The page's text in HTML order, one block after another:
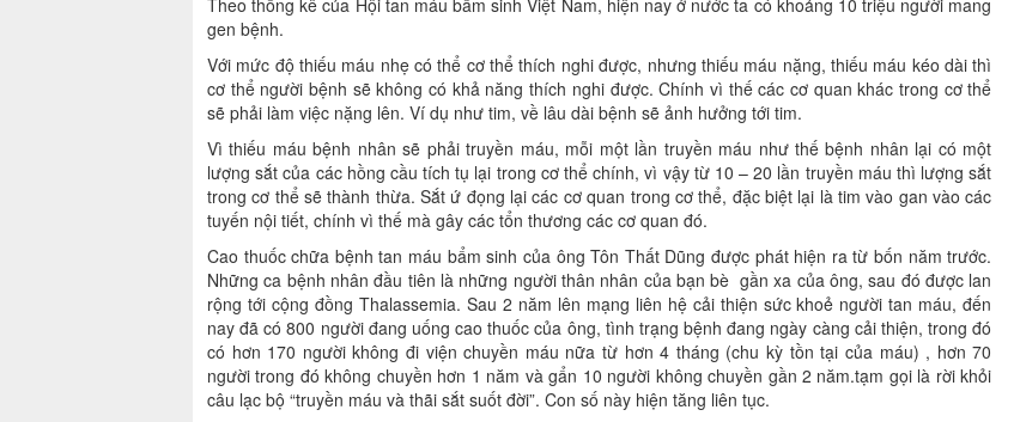
Theo thống kê của Hội tan máu bẩm sinh Việt Nam, hiện nay ở nước ta có khoảng 10 triệu người mang
gen bệnh.
Với mức độ thiếu máu nhẹ có thể cơ thể thích nghi được, nhưng thiếu máu nặng, thiếu máu kéo dài thì
cơ thể người bệnh sẽ không có khả năng thích nghi được. Chính vì thế các cơ quan khác trong cơ thể
sẽ phải làm việc nặng lên. Ví dụ như tim, về lâu dài bệnh sẽ ảnh hưởng tới tim.
Vì thiếu máu bệnh nhân sẽ phải truyền máu, mỗi một lần truyền máu như thế bệnh nhân lại có một
lượng sắt của các hồng cầu tích tụ lại trong cơ thể chính, vì vậy từ 10 – 20 lần truyền máu thì lượng sắt
trong cơ thể sẽ thành thừa. Sắt ứ đọng lại các cơ quan trong cơ thể, đặc biệt lại là tim vào gan vào các
tuyến nội tiết, chính vì thế mà gây các tổn thương các cơ quan đó.
Cao thuốc chữa bệnh tan máu bẩm sinh của ông Tôn Thất Dũng được phát hiện ra từ bốn năm trước.
Những ca bệnh nhân đầu tiên là những người thân nhân của bạn bè gần xa của ông, sau đó được lan
rộng tới cộng đồng Thalassemia. Sau 2 năm lên mạng liên hệ cải thiện sức khoẻ người tan máu, đến
nay đã có 800 người đang uống cao thuốc của ông, tình trạng bệnh đang ngày càng cải thiện, trong đó
có hơn 170 người không đi viện chuyền máu nữa từ hơn 4 tháng (chu kỳ tồn tại của máu) , hơn 70
người trong đó không chuyền hơn 1 năm và gẩn 10 người không chuyền gần 2 năm.tạm gọi là rời khỏi
câu lạc bộ “truyền máu và thãi sắt suốt đời”. Con số này hiện tăng liên tục.